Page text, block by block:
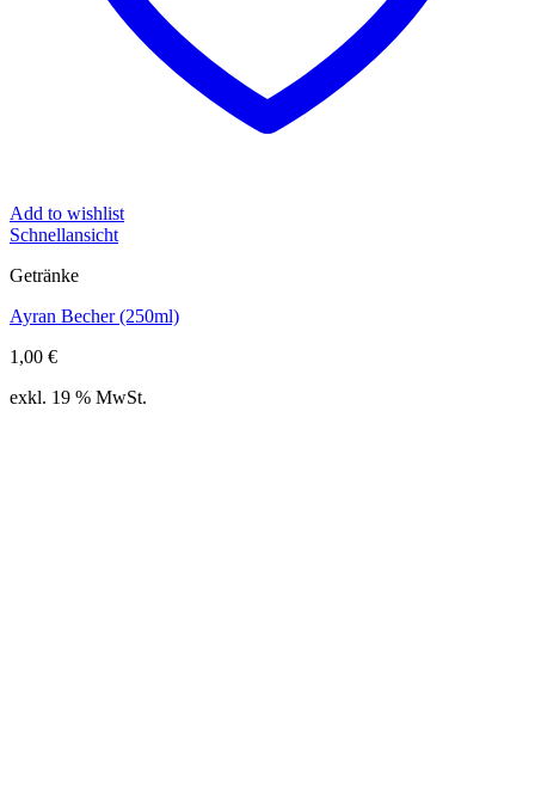
Add to wishlist
Schnellansicht
Getränke
Ayran Becher (250ml)
1,00 €
exkl. 19 % MwSt.